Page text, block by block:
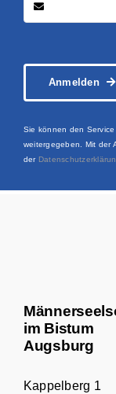
Anmelden
Sie können den
weitergegeben. Mit der
der
im Bistum
Augsburg
Kappelberg 1